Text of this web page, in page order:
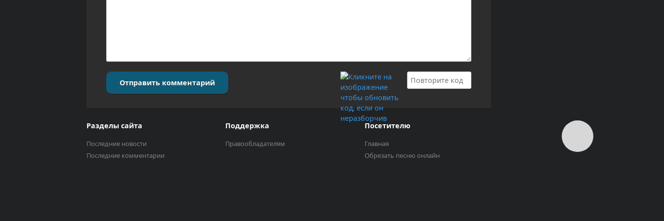
Отправить комментарий
Разделы сайта
Последние новости
Последние комментарии
Поддержка
Правообладателям
Посетителю
Главная
Обрезать песню онлайн